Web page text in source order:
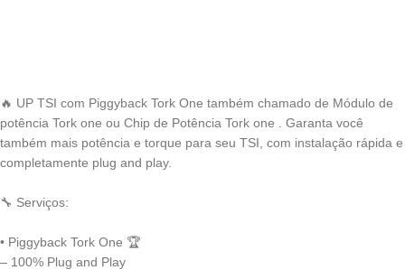
🔥 UP TSI com Piggyback Tork One também chamado de Módulo de
potência Tork one ou Chip de Potência Tork one . Garanta você
também mais potência e torque para seu TSI, com instalação rápida e
completamente plug and play.
🔧 Serviços:
• Piggyback Tork One 🏆
– 100% Plug and Play